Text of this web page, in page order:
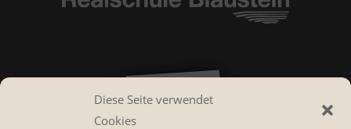
Diese Seite verwendet
Cookies